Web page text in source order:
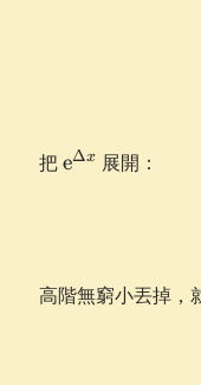
把\e^{\Delta
eΔx 展開：
高階無窮小丟掉，